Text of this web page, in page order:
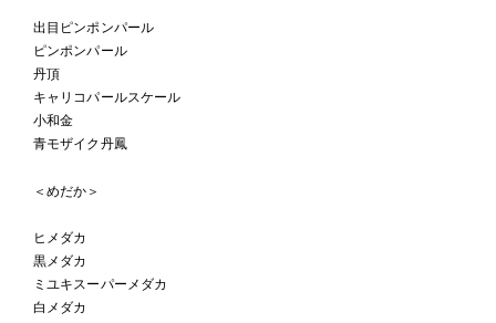
出目ピンポンパール
ピンポンパール
丹頂
キャリコパールスケール
小和金
青モザイク丹鳳
＜めだか＞
ヒメダカ
黒メダカ
ミユキスーパーメダカ
白メダカ